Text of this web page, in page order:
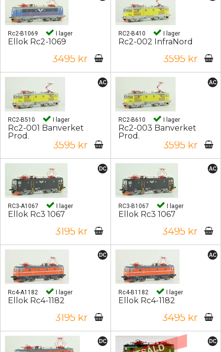
Rc2-B1069 I lager
Ellok Rc2-1069
3495 kr
RC2-B410 I lager
Rc2-002 InfraNord
3595 kr
RC2-B510 I lager
Rc2-001 Banverket
Prod.
3595 kr
RC2-B610 I lager
Rc2-003 Banverket
Prod.
3595 kr
RC3-A1067 I lager
Ellok Rc3 1067
3195 kr
RC3-B1067 I lager
Ellok Rc3 1067
3495 kr
Rc4-A1182 I lager
Ellok Rc4-1182
3195 kr
Rc4-B1182 I lager
Ellok Rc4-1182
3495 kr